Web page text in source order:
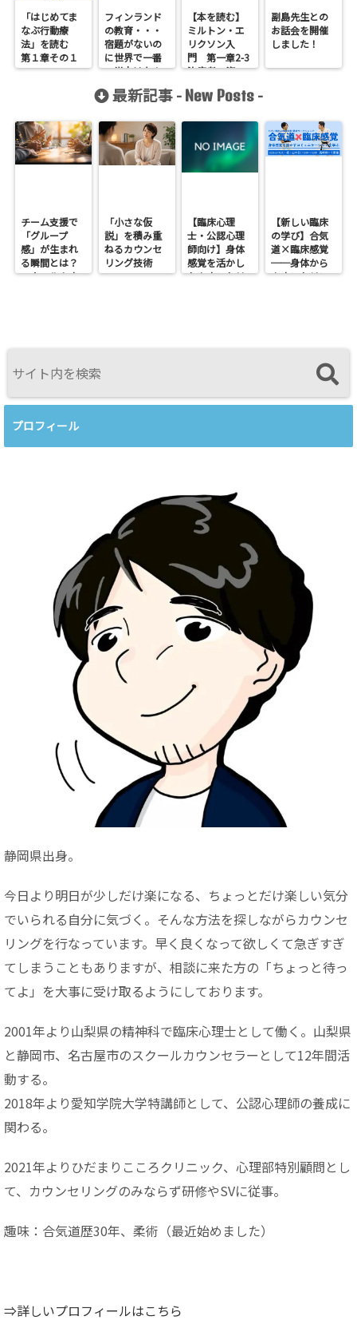
「はじめてま
なぶ行動療
法」を読む
第１章その１
フィンランド
の教育・・・
宿題がないの
に世界で一番
の学力はなん
え、なんでな
【本を読む】
ミルトン・エ
リクソン入
門 第一章2-3
治療者の姿
え方への挑戦
副島先生との
お話会を開催
しました！
最新記事 - New Posts -
チーム支援で
「グループ
感」が生まれ
る瞬間とは？
スクールカウ
「小さな仮
説」を積み重
ねるカウンセ
リング技術
【臨床心理
士・公認心理
師向け】身体
感覚を活かし
たカウンセリ
【新しい臨床
の学び】合気
道×臨床感覚
──身体から
カウンセリン
プロフィール
静岡県出身。
今日より明日が少しだけ楽になる、ちょっとだけ楽しい気分
でいられる自分に気づく。そんな方法を探しながらカウンセ
リングを行なっています。早く良くなって欲しくて急ぎすぎ
てしまうこともありますが、相談に来た方の「ちょっと待っ
てよ」を大事に受け取るようにしております。
2001年より山梨県の精神科で臨床心理士として働く。山梨県
と静岡市、名古屋市のスクールカウンセラーとして12年間活
動する。
2018年より愛知学院大学特講師として、公認心理師の養成に
関わる。
2021年よりひだまりこころクリニック、心理部特別顧問とし
て、カウンセリングのみならず研修やSVに従事。
趣味：合気道歴30年、柔術（最近始めました）
⇒詳しいプロフィールはこちら